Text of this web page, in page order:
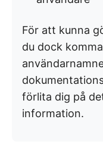
För att kunna
du dock
förlita dig på
information.